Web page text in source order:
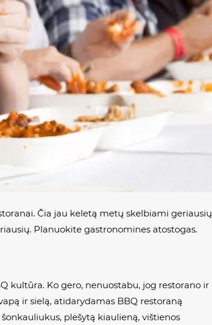
Čia jau keletą metų skelbiami geriausių
Planuokite gastronomines atostogas.
kultūra. Ko gero, nenuostabu, jog restorano ir
ir sielą, atidarydamas BBQ restoraną
plėšytą kiaulieną, vištienos